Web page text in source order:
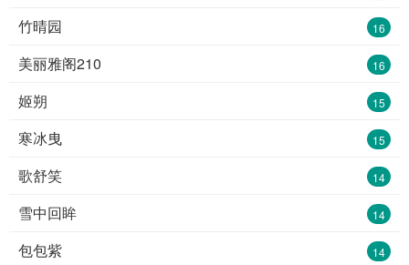
16
竹晴园
16
美丽雅阁210
15
姬朔
15
寒冰曳
14
歌舒笑
14
雪中回眸
14
包包紫